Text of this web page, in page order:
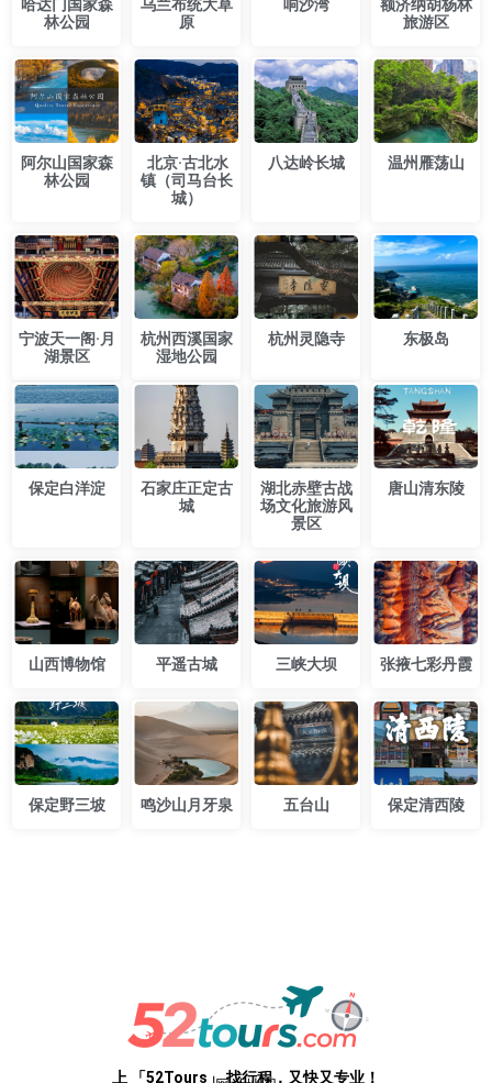
走向荒芜：在中国极致
的荒野中，寻找生命的
2025年10 月23日
穿越千年时光：中国古
2025年10 月23日
探索中国草原：一场从
北到南的极致草原风光
2025年10 月23日
征服雪域之巅：国内雪
山旅游终极攻略
2025年10 月23日